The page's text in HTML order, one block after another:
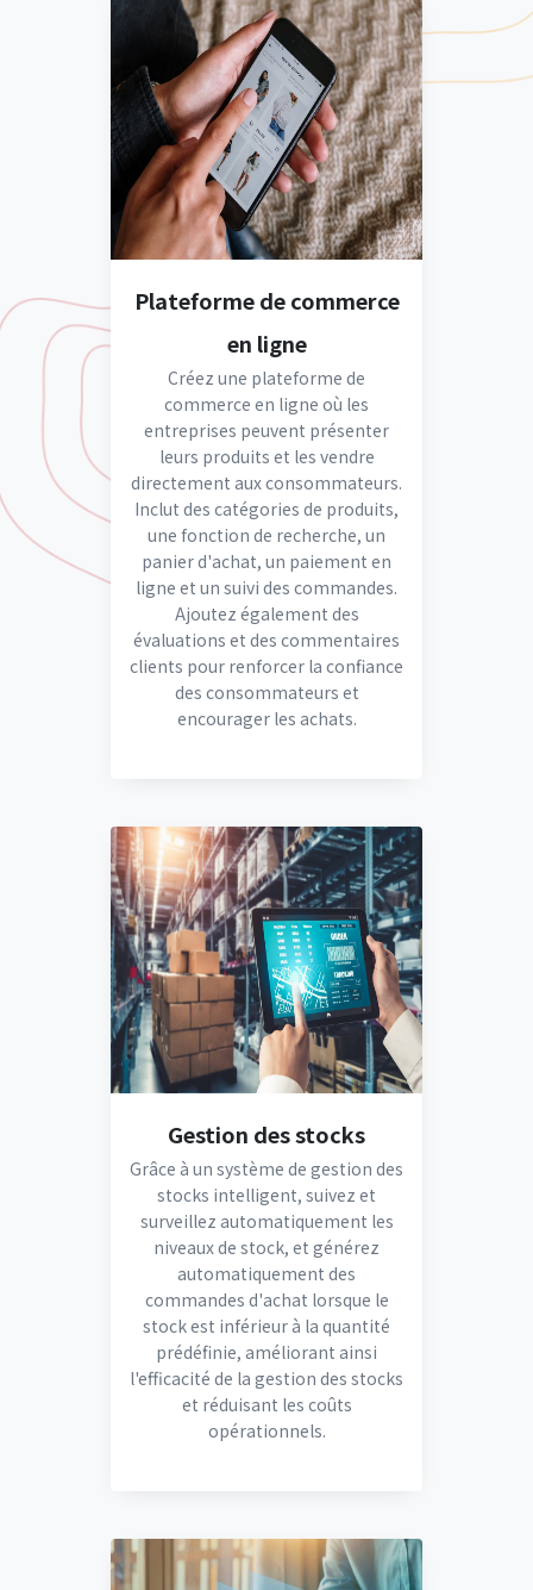
Plateforme de commerce
en ligne
Créez une plateforme de
commerce en ligne où les
entreprises peuvent présenter
leurs produits et les vendre
directement aux consommateurs.
Inclut des catégories de produits,
une fonction de recherche, un
panier d'achat, un paiement en
ligne et un suivi des commandes.
Ajoutez également des
évaluations et des commentaires
clients pour renforcer la confiance
des consommateurs et
encourager les achats.
Gestion des stocks
Grâce à un système de gestion des
stocks intelligent, suivez et
surveillez automatiquement les
niveaux de stock, et générez
automatiquement des
commandes d'achat lorsque le
stock est inférieur à la quantité
prédéfinie, améliorant ainsi
l'efficacité de la gestion des stocks
et réduisant les coûts
opérationnels.